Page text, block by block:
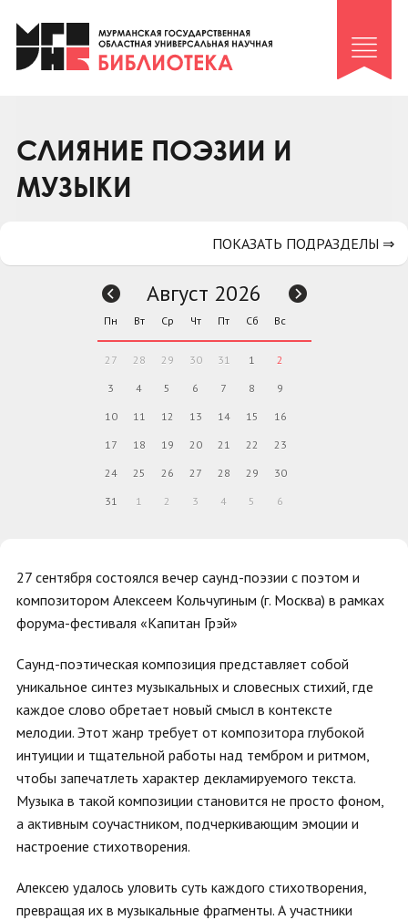
Клуб «Гиря и сельдерей»
Клуб «Семейный архив»
Коллегам
Контакты
СЛИЯНИЕ ПОЭЗИИ И
МУЗЫКИ
27 сентября состоялся вечер саунд-поэзии с поэтом и
композитором Алексеем Кольчугиным (г. Москва) в рамках
форума-фестиваля «Капитан Грэй»
Саунд-поэтическая композиция представляет собой
уникальное синтез музыкальных и словесных стихий, где
каждое слово обретает новый смысл в контексте
мелодии. Этот жанр требует от композитора глубокой
интуиции и тщательной работы над тембром и ритмом,
чтобы запечатлеть характер декламируемого текста.
Музыка в такой композиции становится не просто фоном,
а активным соучастником, подчеркивающим эмоции и
настроение стихотворения.
Алексею удалось уловить суть каждого стихотворения,
превращая их в музыкальные фрагменты. А участники
ПОКАЗАТЬ ПОДРАЗДЕЛЫ ⇒
Август 2026
Пн Вт Ср Чт Пт Сб Вс
27 28 29 30 31 1 2
3 4 5 6 7 8 9
10 11 12 13 14 15 16
17 18 19 20 21 22 23
24 25 26 27 28 29 30
31 1 2 3 4 5 6